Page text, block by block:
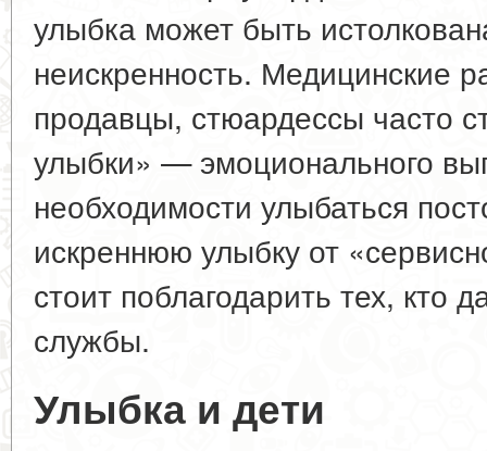
улыбка может быть
неискренность. Медицинские
продавцы, стюардессы часто
улыбки» — эмоционального
необходимости улыбаться
искреннюю улыбку от
стоит поблагодарить тех, кто
службы.
Улыбка и дети